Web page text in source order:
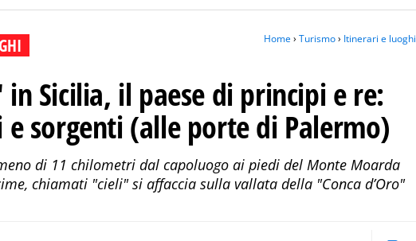
Home› Turismo› Itinerari e luoghi
Sicilia, il paese di principi e re:
sorgenti (alle porte di Palermo)
di 11 chilometri dal capoluogo ai piedi del Monte Moarda
chiamati "cieli" si affaccia sulla vallata della "Conca d’Oro"